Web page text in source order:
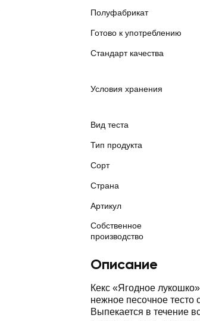
Полуфабрикат
Готово к употреблению
Стандарт качества
Условия хранения
Вид теста
Тип продукта
Сорт
Страна
Артикул
Собственное
производство
Описание
Кекс «Ягодное
нежное песочное тесто
Выпекается в течение